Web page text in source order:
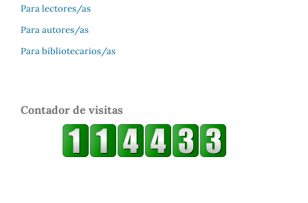
Para lectores/as
Para autores/as
Para bibliotecarios/as
Contador de visitas